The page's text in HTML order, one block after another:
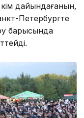
дайындағанын,
Петербургте
барысында